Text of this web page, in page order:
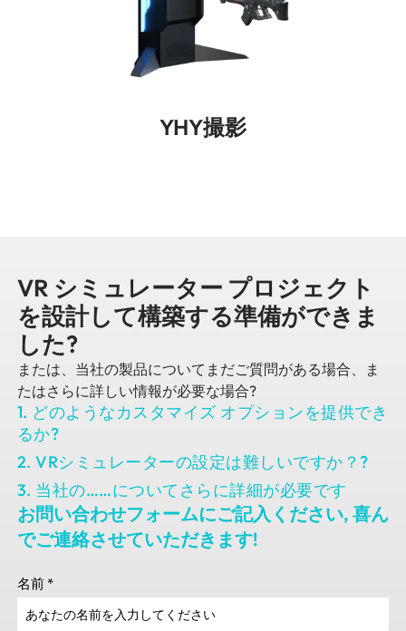
YHY撮影
VR シミュレーター プロジェクト
を設計して構築する準備ができま
した?
または、当社の製品についてまだご質問がある場合、ま
たはさらに詳しい情報が必要な場合?
1. どのようなカスタマイズ オプションを提供でき
るか?
2. VRシミュレーターの設定は難しいですか？?
3. 当社の……についてさらに詳細が必要です
お問い合わせフォームにご記入ください, 喜ん
でご連絡させていただきます!
名前 *